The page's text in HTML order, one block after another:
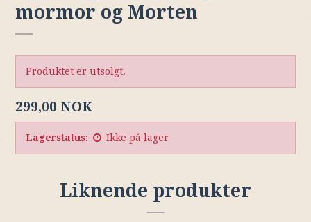
mormor og Morten
Produktet er utsolgt.
299,00 NOK
Lagerstatus: Ikke på lager
Liknende produkter